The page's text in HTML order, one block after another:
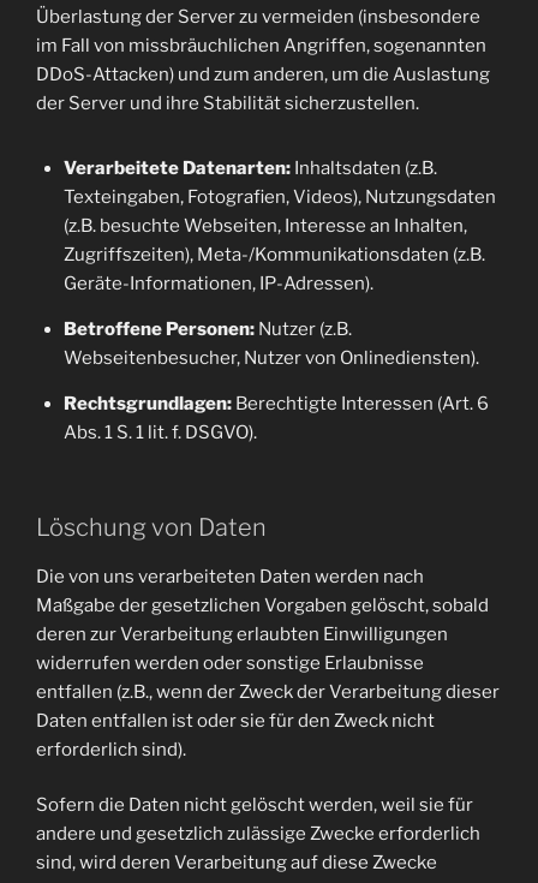
Überlastung der Server zu vermeiden (insbesondere
im Fall von missbräuchlichen Angriffen, sogenannten
DDoS-Attacken) und zum anderen, um die Auslastung
der Server und ihre Stabilität sicherzustellen.
Verarbeitete Datenarten:Inhaltsdaten (z.B.
Texteingaben, Fotografien, Videos), Nutzungsdaten
(z.B. besuchte Webseiten, Interesse an Inhalten,
Zugriffszeiten), Meta-/Kommunikationsdaten (z.B.
Geräte-Informationen, IP-Adressen).
Betroffene Personen:Nutzer (z.B.
Webseitenbesucher, Nutzer von Onlinediensten).
Rechtsgrundlagen:Berechtigte Interessen (Art. 6
Abs. 1 S. 1 lit. f. DSGVO).
Löschung von Daten
Die von uns verarbeiteten Daten werden nach
Maßgabe der gesetzlichen Vorgaben gelöscht, sobald
deren zur Verarbeitung erlaubten Einwilligungen
widerrufen werden oder sonstige Erlaubnisse
entfallen (z.B., wenn der Zweck der Verarbeitung dieser
Daten entfallen ist oder sie für den Zweck nicht
erforderlich sind).
Sofern die Daten nicht gelöscht werden, weil sie für
andere und gesetzlich zulässige Zwecke erforderlich
sind, wird deren Verarbeitung auf diese Zwecke